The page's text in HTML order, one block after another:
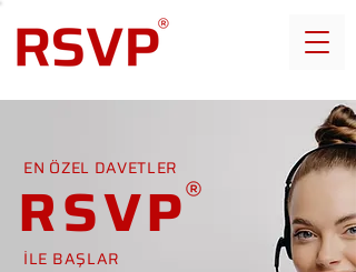
EN ÖZEL DAVETLER
RSVP
İLE BAŞLAR